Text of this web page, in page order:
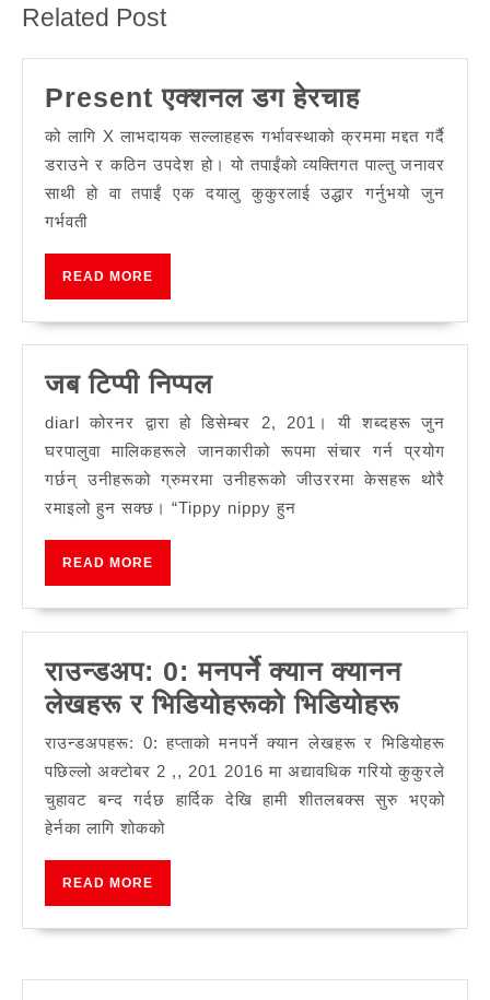
Related Post
Present एक्शनल डग हेरचाहPresent
एक्शनल
डग
हेरचाह
को लागि X लाभदायक सल्लाहहरू गर्भावस्थाको क्रममा मद्दत गर्दै
डराउने र कठिन उपदेश हो। यो तपाईंको व्यक्तिगत पाल्तु जनावर
साथी हो वा तपाईं एक दयालु कुकुरलाई उद्धार गर्नुभयो जुन
गर्भवती
READ MORE
जब टिप्पी निप्पलजब
टिप्पी
निप्पल
diarl कोरनर द्वारा हो डिसेम्बर 2, 201। यी शब्दहरू जुन
घरपालुवा मालिकहरूले जानकारीको रूपमा संचार गर्न प्रयोग
गर्छन् उनीहरूको ग्रुमरमा उनीहरूको जीउररमा केसहरू थोरै
रमाइलो हुन सक्छ। “Tippy nippy हुन
READ MORE
राउन्डअप: 0: मनपर्ने क्यान क्यानन
लेखहरू र भिडियोहरूको भिडियोहरू
0:
मनपर्ने
क्यान
राउन्डअपहरू: 0: हप्ताको मनपर्ने क्यान लेखहरू र भिडियोहरू
पछिल्लो अक्टोबर 2 ,, 201 2016 मा अद्यावधिक गरियो कुकुरले
चुहावट बन्द गर्दछ हार्दिक देखि हामी शीतलबक्स सुरु भएको
हेर्नका लागि शोकको
READ MORE